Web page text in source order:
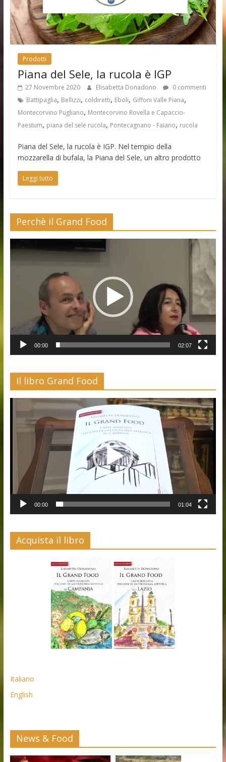
Prodotti
Piana del Sele, la rucola è IGP
27 Novembre 2020 Elisabetta Donadono
0 commenti
Battipaglia, Bellizzi, coldiretti, Eboli, Giffoni Valle Piana,
Montecorvino Pugliano, Montecorvino Rovella e Capaccio-
Paestum, piana del sele rucola, Pontecagnano - Faiano, rucola
Piana del Sele, la rucola è IGP. Nel tempio della
mozzarella di bufala, la Piana del Sele, un altro prodotto
Leggi tutto
Perchè il Grand Food
00:00 02:07
Il libro Grand Food
Player
00:00 01:04
Acquista il libro
Italiano
English
News & Food